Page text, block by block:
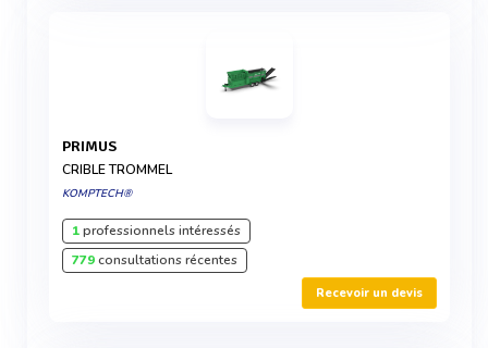
PRIMUS
CRIBLE TROMMEL
KOMPTECH®
1professionnels intéressés
779consultations récentes
Recevoir un devis